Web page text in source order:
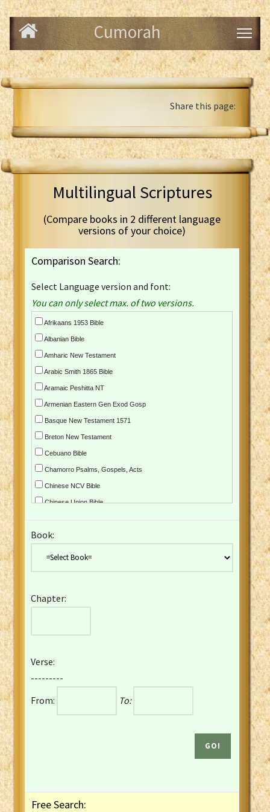
Cumorah
Share this page:
Multilingual Scriptures
(Compare books in 2 different language
versions of your choice)
Comparison Search:
Select Language version and font:
You can only select max. of two versions.
Afrikaans 1953 Bible
Albanian Bible
Amharic New Testament
Arabic Smith 1865 Bible
Aramaic Peshitta NT
Armenian Eastern Gen Exod Gosp
Basque New Testament 1571
Breton New Testament
Cebuano Bible
Chamorro Psalms, Gospels, Acts
Chinese NCV Bible
Chinese Union Bible
Czech Kralicka Bible
English YLT 1898 Bible
French Darby Bible
French Louis Segond Bible
Gaelic (Manx) Selections
Gaelic (Scottish) Mark
Book:
Chapter:
Verse:
---------
From:
To:
Free Search: